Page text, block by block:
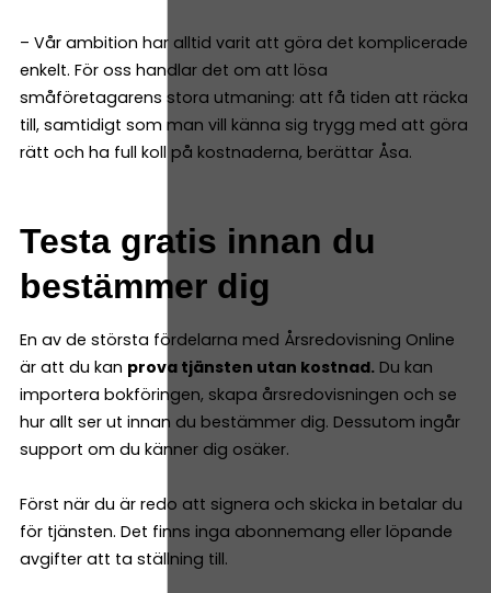
– Vår ambition har alltid varit att göra det komplicerade
enkelt. För oss handlar det om att lösa
småföretagarens stora utmaning: att få tiden att räcka
till, samtidigt som man vill känna sig trygg med att göra
rätt och ha full koll på kostnaderna, berättar Åsa.
Testa gratis innan du
bestämmer dig
En av de största fördelarna med Årsredovisning Online
är att du kan prova tjänsten utan kostnad. Du kan
importera bokföringen, skapa årsredovisningen och se
hur allt ser ut innan du bestämmer dig. Dessutom ingår
support om du känner dig osäker.
Först när du är redo att signera och skicka in betalar du
för tjänsten. Det finns inga abonnemang eller löpande
avgifter att ta ställning till.